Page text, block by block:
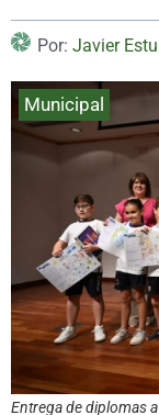
Por: Javier
Municipal
Entrega de diplomas